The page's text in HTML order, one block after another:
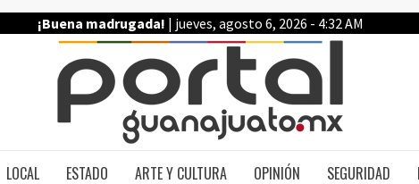
¡Buena madrugada! | jueves, agosto 6, 2026 - 4:32 AM
LOCAL ESTADO ARTE Y CULTURA OPINIÓN SEGURIDAD